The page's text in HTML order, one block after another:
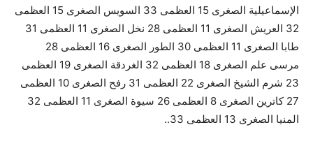
الإسماعيلية الصغرى 15 العظمى 33 السويس الصغرى 15 العظمى
32 العريش الصغرى 11 العظمى 28 نخل الصغرى 11 العظمى 31
طابا الصغرى 11 العظمى 30 الطور الصغرى 16 العظمى 28
مرسى علم الصغرى 18 العظمى 32 الغردقة الصغرى 19 العظمى
23 شرم الشيخ الصغرى 22 العظمى 31 رفح الصغرى 10 العظمى
27 كاترين الصغرى 8 العظمى 26 سيوة الصغرى 11 العظمى 32
المنيا الصغرى 13 العظمى 33..